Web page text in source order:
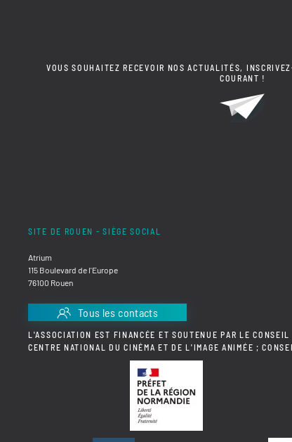
VOUS SOUHAITEZ RECEVOIR NOS ACTUALITÉS,
COURANT !
SITE DE ROUEN - SIÈGE SOCIAL
Atrium
115 Boulevard de l'Europe
76100 Rouen
Tous les contacts
L'ASSOCIATION EST FINANCÉE ET SOUTENUE PAR LE
CENTRE NATIONAL DU CINÉMA ET DE L'IMAGE ANIMÉE ;